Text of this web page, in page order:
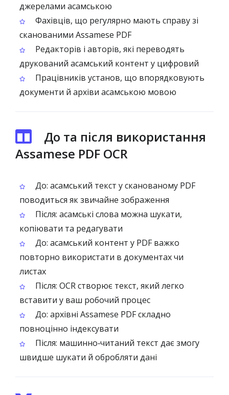
джерелами асамською
Фахівців, що регулярно мають справу зі
сканованими Assamese PDF
Редакторів і авторів, які переводять
друкований асамський контент у цифровий
Працівників установ, що впорядковують
документи й архіви асамською мовою
До та після використання
Assamese PDF OCR
До: асамський текст у сканованому PDF
поводиться як звичайне зображення
Після: асамські слова можна шукати,
копіювати та редагувати
До: асамський контент у PDF важко
повторно використати в документах чи
листах
Після: OCR створює текст, який легко
вставити у ваш робочий процес
До: архівні Assamese PDF складно
повноцінно індексувати
Після: машинно‑читаний текст дає змогу
швидше шукати й обробляти дані